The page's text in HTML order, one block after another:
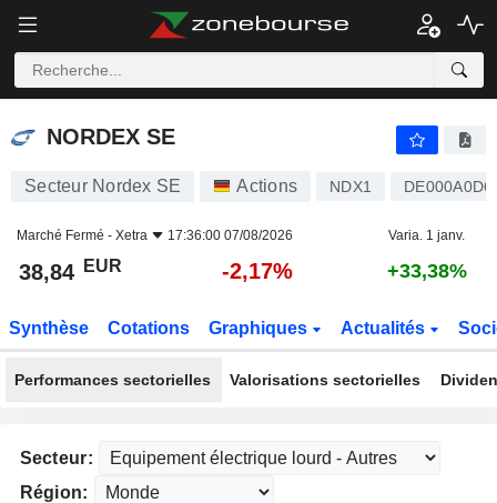
NORDEX SE
NORDEX SE
Secteur Nordex SE Actions NDX1
Marché Fermé - Xetra 17:36:00 07/08/2026 Varia. 1 janv.
38,84 EUR -2,17% +33,38%
Synthèse Cotations Graphiques Actualités
Performances sectorielles Valorisations sectorielles
Secteur:
Région: